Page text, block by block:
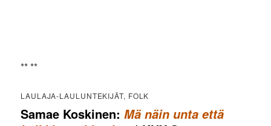
** **
LAULAJA-LAULUNTEKIJÄT, FOLK
Samae Koskinen:Mä näin unta että